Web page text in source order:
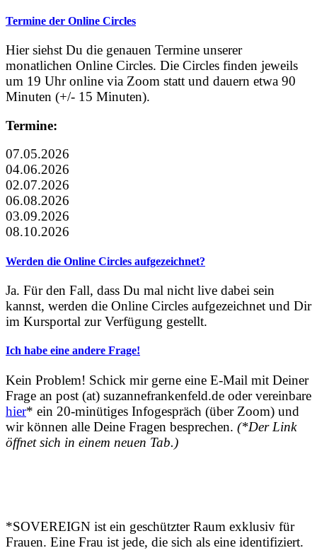
Termine der Online Circles
Hier siehst Du die genauen Termine unserer
monatlichen Online Circles. Die Circles finden jeweils
um 19 Uhr online via Zoom statt und dauern etwa 90
Minuten (+/- 15 Minuten).
Termine:
07.05.2026
04.06.2026
02.07.2026
06.08.2026
03.09.2026
08.10.2026
Werden die Online Circles aufgezeichnet?
Ja. Für den Fall, dass Du mal nicht live dabei sein
kannst, werden die Online Circles aufgezeichnet und Dir
im Kursportal zur Verfügung gestellt.
Ich habe eine andere Frage!
Kein Problem! Schick mir gerne eine E-Mail mit Deiner
Frage an post (at) suzannefrankenfeld.de oder vereinbare
hier* ein 20-minütiges Infogespräch (über Zoom) und
wir können alle Deine Fragen besprechen. (*Der Link
öffnet sich in einem neuen Tab.)
*SOVEREIGN ist ein geschützter Raum exklusiv für
Frauen. Eine Frau ist jede, die sich als eine identifiziert.